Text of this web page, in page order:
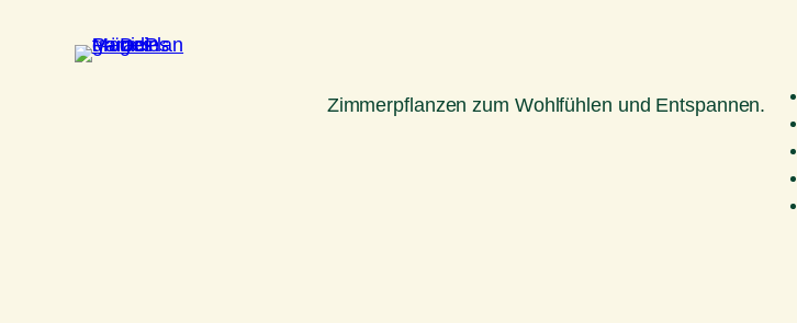
Zimmerpflanzen zum Wohlfühlen und Entspannen.